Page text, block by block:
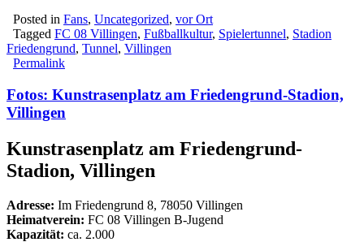
Posted in Fans, Uncategorized, vor Ort
Tagged FC 08 Villingen, Fußballkultur, Spielertunnel, Stadion
Friedengrund, Tunnel, Villingen
Permalink
Fotos: Kunstrasenplatz am Friedengrund-Stadion,
Villingen
Kunstrasenplatz am Friedengrund-
Stadion, Villingen
Adresse: Im Friedengrund 8, 78050 Villingen
Heimatverein: FC 08 Villingen B-Jugend
Kapazität: ca. 2.000